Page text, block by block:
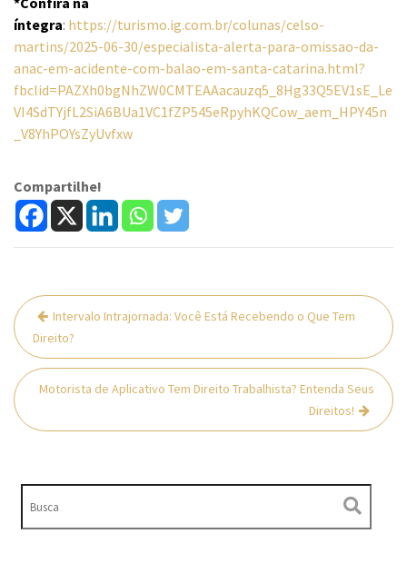
íntegra: https://turismo.ig.com.br/colunas/celso-
martins/2025-06-30/especialista-alerta-para-omissao-da-
anac-em-acidente-com-balao-em-santa-catarina.html?
fbclid=PAZXh0bgNhZW0CMTEAAacauzq5_8Hg33Q5EV1sE_Le
VI4SdTYjfL2SiA6BUa1VC1fZP545eRpyhKQCow_aem_HPY45n
_V8YhPOYsZyUvfxw
Compartilhe!
Navegação
de
Post
Intervalo Intrajornada: Você Está Recebendo o Que Tem
Direito?
Motorista de Aplicativo Tem Direito Trabalhista? Entenda Seus
Direitos!